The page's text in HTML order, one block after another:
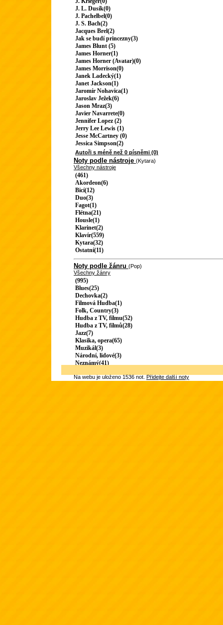
J. L. Dusík(0)
J. Pachelbel(0)
J. S. Bach(2)
Jacques Brel(2)
Jak se budí princezny(3)
James Blunt (5)
James Horner(1)
James Horner (Avatar)(0)
James Morrison(0)
Janek Ladecký(1)
Janet Jackson(1)
Jaromír Nohavica(1)
Jaroslav Ježek(6)
Jason Mraz(3)
Javier Navarrete(0)
Jennifer Lopez (2)
Jerry Lee Lewis (1)
Jesse McCartney (0)
Jessica Simpson(2)
Autoři s méně než 0 písněmi (0)
Noty podle nástroje (Kytara)
Všechny nástroje
(461)
Akordeon(6)
Bicí(12)
Duo(3)
Fagot(1)
Flétna(21)
Housle(1)
Klarinet(2)
Klavír(559)
Kytara(32)
Ostatní(11)
Noty podle žánru (Pop)
Všechny žánry
(995)
Blues(25)
Dechovka(2)
Filmová Hudba(1)
Folk, Country(3)
Hudba z TV, filmu(52)
Hudba z TV, filmů(28)
Jazz(7)
Klasika, opera(65)
Muzikál(3)
Národní, lidové(3)
Neznámý(41)
Na webu je uloženo 1536 not.Přidejte další noty